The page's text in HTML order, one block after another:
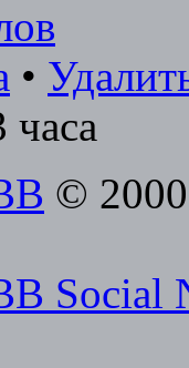
•
©
Social